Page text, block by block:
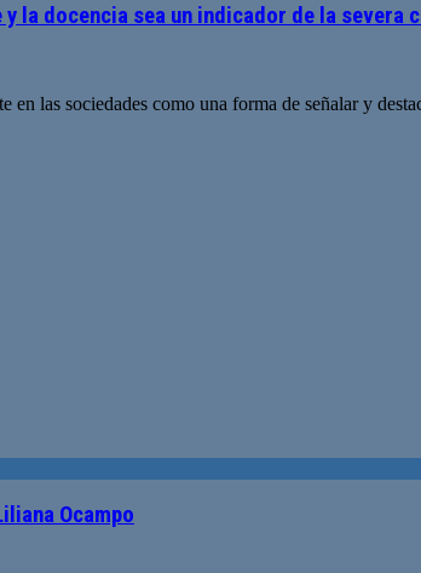
la docencia sea un indicador de la
las sociedades como una forma de señalar y
Ocampo